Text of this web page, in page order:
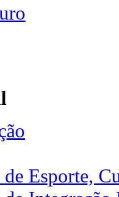
Esporte,